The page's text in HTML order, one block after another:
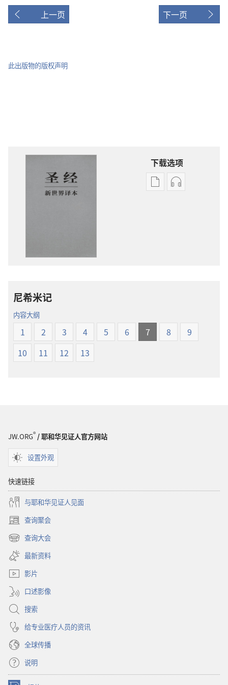
上一页 下一页
此出版物的版权声明
下载选项
电
新
录
译
尼希米记
内容大纲
1 2 3 4 5 6 7 8
9
10
11 12 13
JW.ORG® / 耶和华见证人官方网站
设置外观
快速链接
与耶和华见证人见面
查询聚会
（打
开
新
窗
口）
查询大会
（打
开
新
窗
最新资料
影片
口述影像
搜索
给专业医疗人员的资讯
全球传播
说明